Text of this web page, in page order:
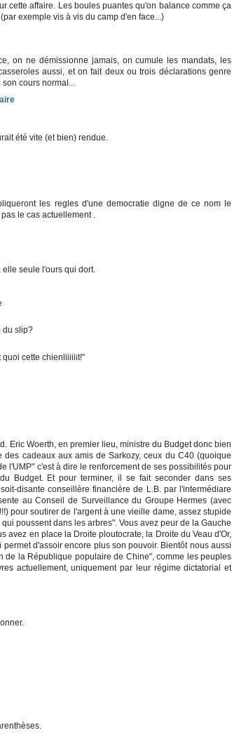
cette affaire. Les boules puantes qu'on balance comme ça
exemple vis à vis du camp d'en face...)
on ne démissionne jamais, on cumule les mandats, les
aussi, et on fait deux ou trois déclarations genre
cours normal...
été vite (et bien) rendue.
les regles d'une democratie digne de ce nom le
le cas actuellement .
seule l'ours qui dort.
du slip?
quoi cette chienliiiiiit!"
Eric Woerth, en premier lieu, ministre du Budget donc bien
cadeaux aux amis de Sarkozy, ceux du C40 (quoique
l'UMP" c'est à dire le renforcement de ses possibilités pour
Budget. Et pour terminer, il se fait seconder dans ses
disante conseillère financière de L.B. par l'intermédiare
au Conseil de Surveillance du Groupe Hermes (avec
pour soutirer de l'argent à une vieille dame, assez stupide
poussent dans les arbres". Vous avez peur de la Gauche
avez en place la Droite ploutocrate, la Droite du Veau d'Or,
d'assoir encore plus son pouvoir. Bientôt nous aussi
de la République populaire de Chine", comme les peuples
actuellement, uniquement par leur régime dictatorial et